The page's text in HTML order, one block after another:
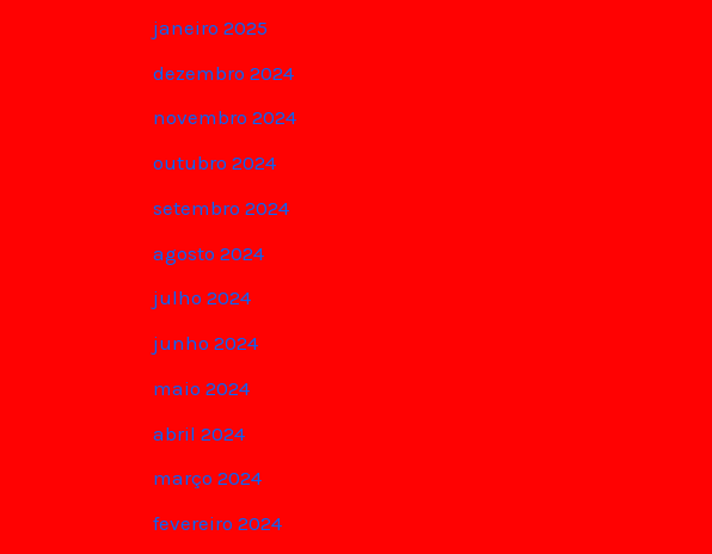
janeiro 2025
dezembro 2024
novembro 2024
outubro 2024
setembro 2024
agosto 2024
julho 2024
junho 2024
maio 2024
abril 2024
março 2024
fevereiro 2024